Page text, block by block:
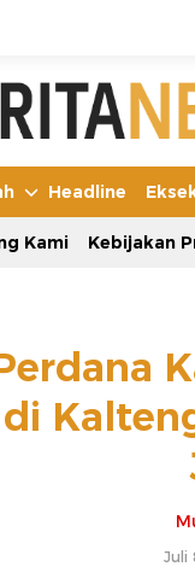
Headline
Kami Kebijakan
Juli